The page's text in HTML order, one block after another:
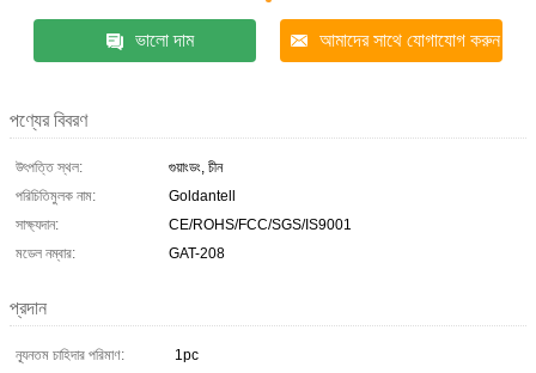
ভালো দাম আমাদের সাথে যোগাযোগ করুন
পণ্যের বিবরণ
উৎপত্তি স্থল:
গুয়াংডং, চীন
পরিচিতিমুলক নাম:
Goldantell
সাক্ষ্যদান:
CE/ROHS/FCC/SGS/IS9001
মডেল নম্বার:
GAT-208
প্রদান
ন্যূনতম চাহিদার পরিমাণ:
1pc